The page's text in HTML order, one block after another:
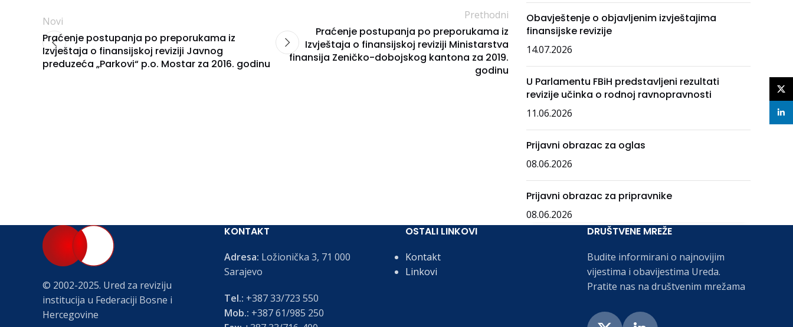
Novi
Praćenje postupanja po preporukama iz
Izvještaja o finansijskoj reviziji Javnog
preduzeća „Parkovi“ p.o. Mostar za 2016. godinu
Prethodni
Praćenje postupanja po preporukama iz
Izvještaja o finansijskoj reviziji Ministarstva
finansija Zeničko-dobojskog kantona za 2019.
godinu
Obavještenje o objavljenim izvještajima
finansijske revizije
14.07.2026
U Parlamentu FBiH predstavljeni rezultati
revizije učinka o rodnoj ravnopravnosti
11.06.2026
Prijavni obrazac za oglas
08.06.2026
Prijavni obrazac za pripravnike
08.06.2026
© 2002-2025. Ured za reviziju
institucija u Federaciji Bosne i
Hercegovine
KONTAKT
Adresa: Ložionička 3, 71 000
Sarajevo
Tel.: +387 33/723 550
Mob.: +387 61/985 250
OSTALI LINKOVI
Kontakt
Linkovi
DRUŠTVENE MREŽE
Budite informirani o najnovijim
vijestima i obavijestima Ureda.
Pratite nas na društvenim mrežama